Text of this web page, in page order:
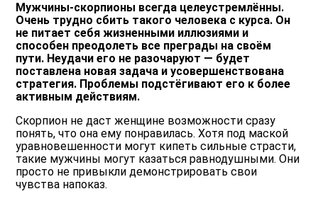
Мужчины-скорпионы всегда целеустремлённы.
Очень трудно сбить такого человека с курса. Он
не питает себя жизненными иллюзиями и
способен преодолеть все преграды на своём
пути. Неудачи его не разочаруют — будет
поставлена новая задача и усовершенствована
стратегия. Проблемы подстёгивают его к более
активным действиям.
Скорпион не даст женщине возможности сразу
понять, что она ему понравилась. Хотя под маской
уравновешенности могут кипеть сильные страсти,
такие мужчины могут казаться равнодушными. Они
просто не привыкли демонстрировать свои
чувства напоказ.